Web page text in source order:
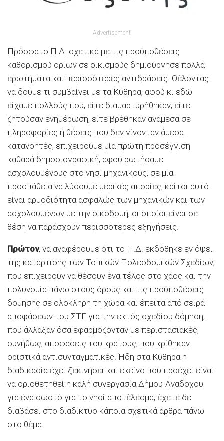
Advertisement
Πρόσφατο Π.Δ. σχετικά με τις προϋποθέσεις
καθορισμού ορίων σε οικισμούς δημιούργησε πολλά
ερωτήματα και περισσότερες αντιδράσεις. Θέλοντας
να δούμε τι συμβαίνει με τα Κύθηρα, αφού κι εδώ
είχαμε πολλούς που, είτε διαμαρτυρήθηκαν, είτε
ζητούσαν ενημέρωση, είτε βρέθηκαν ανάμεσα σε
πληροφορίες ή θέσεις που δεν γίνονταν άμεσα
κατανοητές, επιχειρούμε μία πρώτη προσέγγιση
καθαρά δημοσιογραφική, αφού ρωτήσαμε
ασχολουμένους στο νησί μηχανικούς, σε μία
προσπάθεια να λύσουμε μερικές απορίες, καίτοι αυτό
είναι αρμοδιότητα ασφαλώς των μηχανικών και των
ασχολουμένων με την οικοδομή, οι οποίοι είναι σε
θέση να παράσχουν περισσότερες εξηγήσεις.
Πρώτον, να αναφέρουμε ότι το Π.Δ. εκδόθηκε εν όψει
της κατάρτισης των Τοπικών Πολεοδομικών Σχεδίων,
που επιχειρούν να θέσουν ένα τέλος στο χάος και την
πολυνομία πάνω στους όρους και τις προϋποθέσεις
δόμησης σε ολόκληρη τη χώρα και έπειτα από σειρά
αποφάσεων του ΣΤΕ για την εκτός σχεδίου δόμηση,
που άλλαξαν όσα εφαρμόζονταν με περιστασιακές,
συνήθως, αποφάσεις του κράτους, που κρίθηκαν
οριστικά αντισυνταγματικές. Ήδη στα Κύθηρα η
διαδικασία έχει ξεκινήσει και εκείνο που προέχει είναι
να οριοθετηθεί η καλή συνεργασία Δήμου-Αναδόχου
για ένα σωστό για το νησί αποτέλεσμα, έχετε δε
διαβάσει στο διαδίκτυο κάποια σχετικά άρθρα πάνω
στο θέμα.